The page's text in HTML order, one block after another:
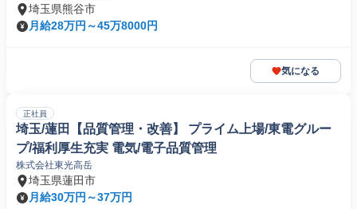
埼玉県熊谷市
月給28万円～45万8000円
気になる
正社員
埼玉/蓮田【品質管理・改善】 プライム上場/東電グルー
プ/福利厚生充実 電気/電子品質管理
株式会社東光高岳
埼玉県蓮田市
月給30万円～37万円